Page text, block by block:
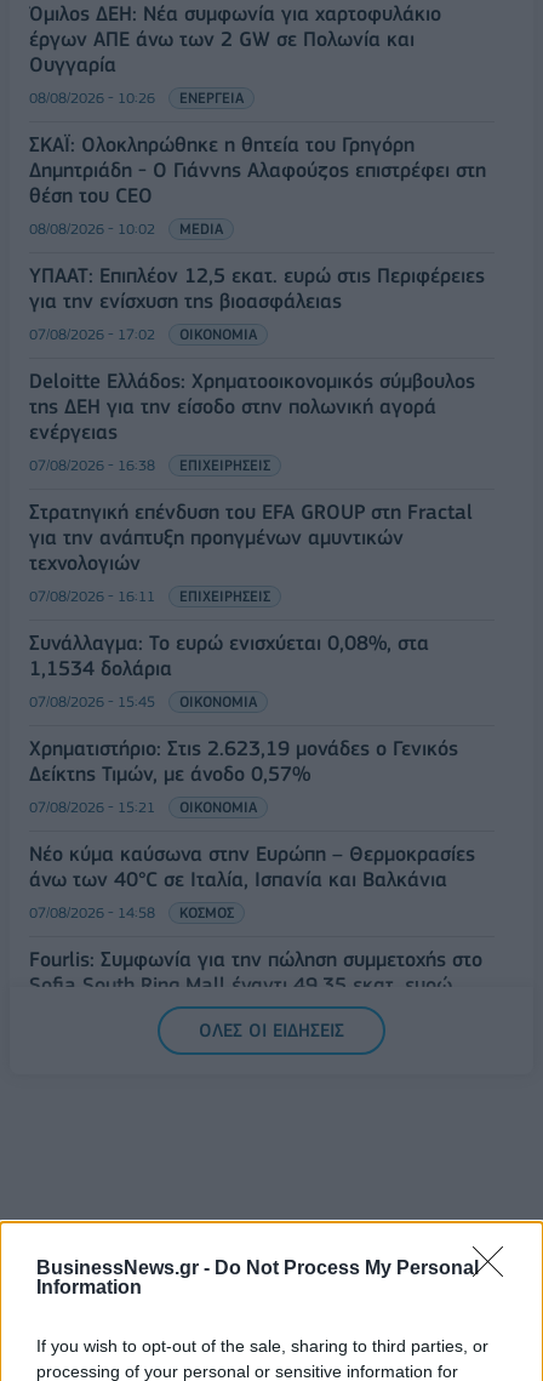
BusinessNews.gr - Do Not Process My Personal
Information
If you wish to opt-out of the sale, sharing to third parties, or
processing of your personal or sensitive information for
Όμιλος ΔΕΗ: Νέα συμφωνία για χαρτοφυλάκιο
έργων ΑΠΕ άνω των 2 GW σε Πολωνία και
Ουγγαρία
08/08/2026 - 10:26 ΕΝΕΡΓΕΙΑ
ΣΚΑΪ: Ολοκληρώθηκε η θητεία του Γρηγόρη
Δημητριάδη - Ο Γιάννης Αλαφούζος επιστρέφει στη
θέση του CEO
08/08/2026 - 10:02 MEDIA
ΥΠΑΑΤ: Επιπλέον 12,5 εκατ. ευρώ στις Περιφέρειες
για την ενίσχυση της βιοασφάλειας
07/08/2026 - 17:02 ΟΙΚΟΝΟΜΙΑ
Deloitte Ελλάδος: Χρηματοοικονομικός σύμβουλος
της ΔΕΗ για την είσοδο στην πολωνική αγορά
ενέργειας
07/08/2026 - 16:38 ΕΠΙΧΕΙΡΗΣΕΙΣ
Στρατηγική επένδυση του EFA GROUP στη Fractal
για την ανάπτυξη προηγμένων αμυντικών
τεχνολογιών
07/08/2026 - 16:11 ΕΠΙΧΕΙΡΗΣΕΙΣ
Συνάλλαγμα: Το ευρώ ενισχύεται 0,08%, στα
1,1534 δολάρια
07/08/2026 - 15:45 ΟΙΚΟΝΟΜΙΑ
Χρηματιστήριο: Στις 2.623,19 μονάδες ο Γενικός
Δείκτης Τιμών, με άνοδο 0,57%
07/08/2026 - 15:21 ΟΙΚΟΝΟΜΙΑ
Νέο κύμα καύσωνα στην Ευρώπη – Θερμοκρασίες
άνω των 40°C σε Ιταλία, Ισπανία και Βαλκάνια
07/08/2026 - 14:58 ΚΟΣΜΟΣ
Fourlis: Συμφωνία για την πώληση συμμετοχής στο
Sofia South Ring Mall έναντι 49,35 εκατ. ευρώ
ΟΛΕΣ ΟΙ ΕΙΔΗΣΕΙΣ
ΔΗΜΟΦΙΛΗ
Ατρόμητος και Novibet συνεχίζουν μαζί: